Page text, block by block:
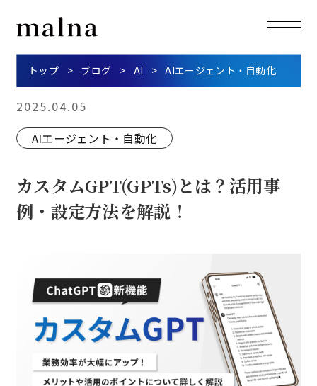
トップ ブログ AI AIエージェント・自動化
2025.04.05
AIエージェント・自動化
カスタムGPT(GPTs)とは？活用事
例・設定方法を解説！